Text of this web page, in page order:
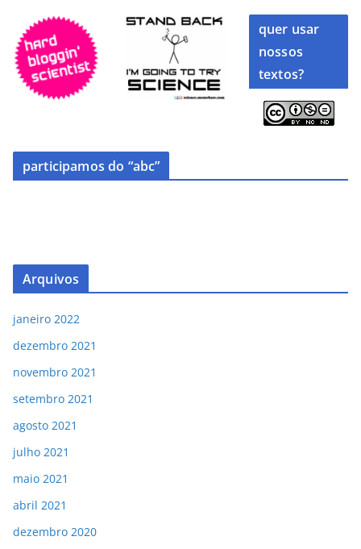
quer usar
nossos
textos?
participamos do “abc”
Arquivos
janeiro 2022
dezembro 2021
novembro 2021
setembro 2021
agosto 2021
julho 2021
maio 2021
abril 2021
dezembro 2020